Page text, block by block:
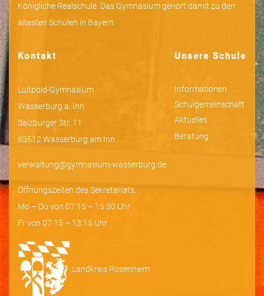
Königliche Realschule. Das Gymnasium gehört damit zu den
ältesten Schulen in Bayern.
Kontakt
Luitpold-Gymnasium
Wasserburg a. Inn
Salzburger Str. 11
83512 Wasserburg am Inn
verwaltung@gymnasium-wasserburg.de
Öffnungszeiten des Sekretariats:
Mo – Do von 07:15 – 15:30 Uhr
Fr von 07:15 – 13:15 Uhr
Landkreis Rosenheim
Unsere Schule
Informationen
Schulgemeinschaft
Aktuelles
Beratung